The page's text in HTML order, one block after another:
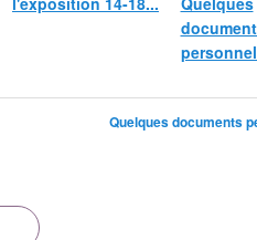
Quelques documents